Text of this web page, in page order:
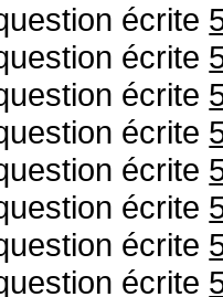
écrite
écrite
écrite
écrite
écrite
écrite
écrite
écrite